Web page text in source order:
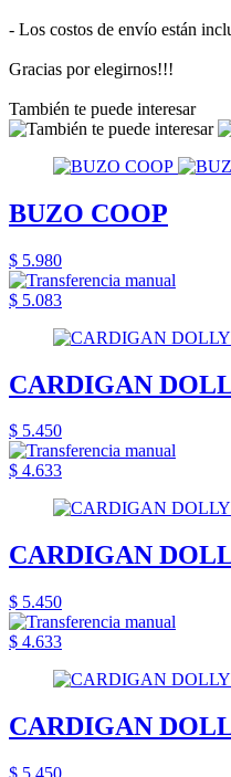
- Los costos de envío están
Gracias por elegirnos!!!
También te puede interesar
BUZO COOP
$ 5.980
$ 5.083
CARDIGAN
$ 5.450
$ 4.633
CARDIGAN
$ 5.450
$ 4.633
CARDIGAN
$ 5.450